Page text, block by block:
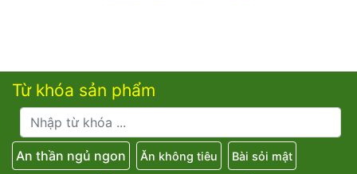
Từ khóa sản phẩm
An thần ngủ ngon Ăn không tiêu Bài sỏi mật